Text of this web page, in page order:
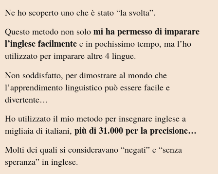
Ne ho scoperto uno che è stato “la svolta”.
Questo metodo non solo mi ha permesso di imparare
l’inglese facilmente e in pochissimo tempo, ma l’ho
utilizzato per imparare altre 4 lingue.
Non soddisfatto, per dimostrare al mondo che
l’apprendimento linguistico può essere facile e
divertente…
Ho utilizzato il mio metodo per insegnare inglese a
migliaia di italiani, più di 31.000 per la precisione…
Molti dei quali si consideravano “negati” e “senza
speranza” in inglese.